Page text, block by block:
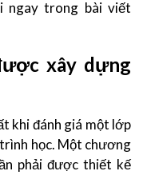
ngay trong bài viết
xây dựng
khi đánh giá một lớp
học. Một chương
phải được thiết kế